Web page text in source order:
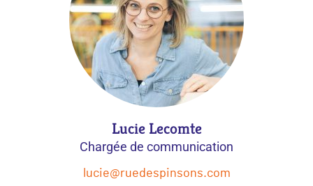
Lucie Lecomte
Chargée de communication
lucie@ruedespinsons.com